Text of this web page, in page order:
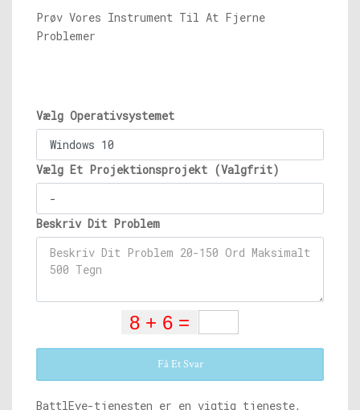
Prøv Vores Instrument Til At Fjerne
Problemer
Vælg Operativsystemet
Vælg Et Projektionsprojekt (Valgfrit)
Beskriv Dit Problem
Få Et Svar
BattlEye-tjenesten er en vigtig tjeneste,